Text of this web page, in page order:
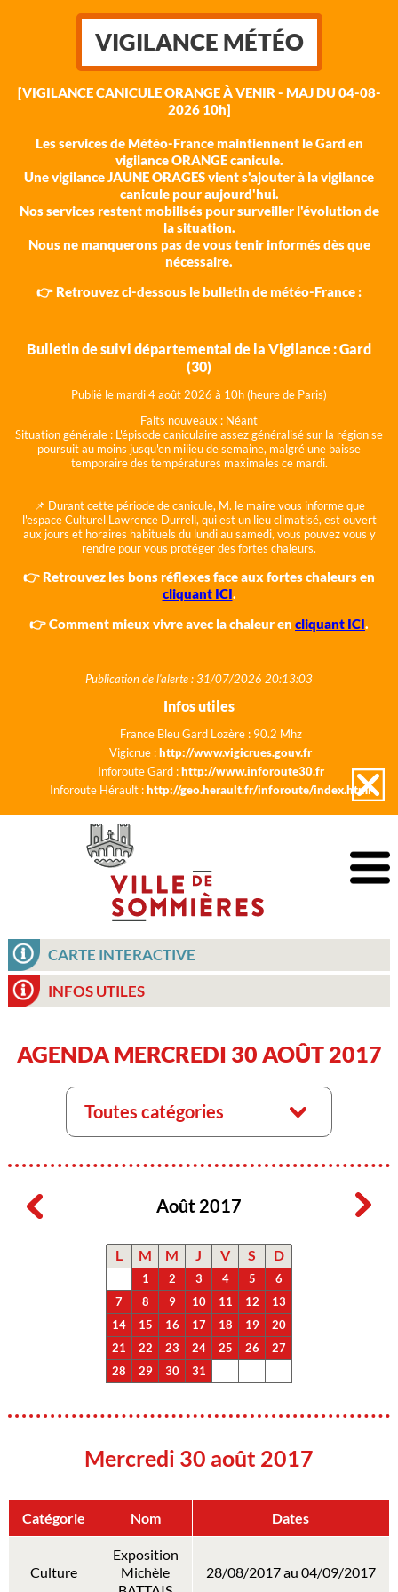
VIGILANCE MÉTÉO
[VIGILANCE CANICULE ORANGE À VENIR - MAJ DU 04-08-
2026 10h]
Les services de Météo-France maintiennent le Gard en
vigilance ORANGE canicule.
Une vigilance JAUNE ORAGES vient s'ajouter à la vigilance
canicule pour aujourd'hui.
Nos services restent mobilisés pour surveiller l'évolution de
la situation.
Nous ne manquerons pas de vous tenir informés dès que
nécessaire.
👉 Retrouvez ci-dessous le bulletin de météo-France :
Bulletin de suivi départemental de la Vigilance : Gard
(30)
Publié le mardi 4 août 2026 à 10h (heure de Paris)
Faits nouveaux : Néant
Situation générale : L'épisode caniculaire assez généralisé sur la région se
poursuit au moins jusqu'en milieu de semaine, malgré une baisse
temporaire des températures maximales ce mardi.
📌 Durant cette période de canicule, M. le maire vous informe que
l'espace Culturel Lawrence Durrell, qui est un lieu climatisé, est ouvert
aux jours et horaires habituels du lundi au samedi, vous pouvez vous y
rendre pour vous protéger des fortes chaleurs.
👉 Retrouvez les bons réflexes face aux fortes chaleurs en
cliquant ICI.
👉 Comment mieux vivre avec la chaleur en cliquant ICI.
Publication de l'alerte : 31/07/2026 20:13:03
Infos utiles
France Bleu Gard Lozère : 90.2 Mhz
Vigicrue :http://www.vigicrues.gouv.fr
Inforoute Gard :http://www.inforoute30.fr
Inforoute Hérault :http://geo.herault.fr/inforoute/index.html
CARTE INTERACTIVE
INFOS UTILES
AGENDA MERCREDI 30 AOÛT 2017
Toutes catégories
Août 2017
L M M J V S D
1 2 3 4 5
6
7
8 9 10 11 12
13
14
15 16 17 18 19
20
21
22 23 24 25 26
27
28
29 30 31
Mercredi 30 août 2017
Catégorie Nom Dates
Culture
Exposition
Michèle
28/08/2017 au 04/09/2017